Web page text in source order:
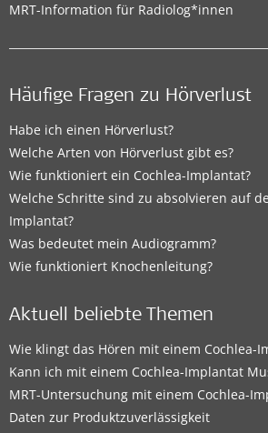
MRT-Information für Radiolog*innen
Häufige Fragen zu Hörverlust
Habe ich einen Hörverlust?
Welche Arten von Hörverlust gibt es?
Wie funktioniert ein Cochlea-Implantat?
Welche Schritte sind zu absolvieren auf
Implantat?
Was bedeutet mein Audiogramm?
Wie funktioniert Knochenleitung?
Aktuell beliebte Themen
Wie klingt das Hören mit einem Cochlea-
Kann ich mit einem Cochlea-Implantat
MRT-Untersuchung mit einem Cochlea-
Daten zur Produktzuverlässigkeit